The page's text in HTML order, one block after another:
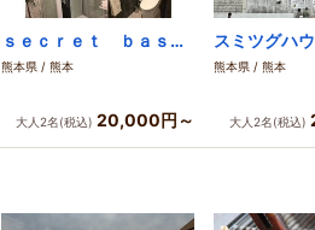
ｓｅｃｒｅｔ ｂａｓｅ ＳＡＮＴＡ
熊本県 / 熊本
大人2名(税込) 20,000円～
スミツグハ
熊本県 / 熊本
大人2名(税込)